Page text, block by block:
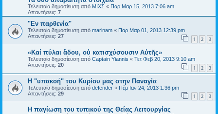
Τελευταία δημοσίευση από ΜΙΧΣ « Παρ Μαρ 15, 2013 7:06 am
Απαντήσεις: 7
"Εν παρθενία"
Τελευταία δημοσίευση από marinam « Παρ Μαρ 01, 2013 12:39 pm
Απαντήσεις: 27 1 2 3
«Καί πύλαι ἅδου, οὐ κατισχύσουσιν Αὐτῆς»
Τελευταία δημοσίευση από Captain Yiannis « Τετ Φεβ 20, 2013 9:10 am
Απαντήσεις: 20 1 2 3
Η "υπακοή" του Κυρίου μας στην Παναγία
Τελευταία δημοσίευση από defender « Πέμ Ιαν 24, 2013 1:36 pm
Απαντήσεις: 29 1 2 3
Η παγίωση του τυπικού της Θείας Λειτουργίας